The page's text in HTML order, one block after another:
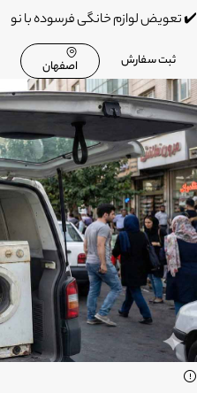
✔️ تعویض لوازم خانگی فرسوده با نو
ثبت سفارش اصفهان